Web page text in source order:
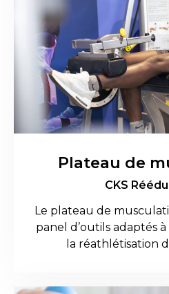
Plateau de
CKS
Le plateau de
panel d’outils adaptés
la réathlétisation